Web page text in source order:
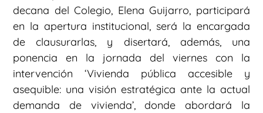
decana del Colegio, Elena Guijarro, participará
en la apertura institucional, será la encargada
de clausurarlas, y disertará, además, una
ponencia en la jornada del viernes con la
intervención ‘Vivienda pública accesible y
asequible: una visión estratégica ante la actual
demanda de vivienda’, donde abordará la